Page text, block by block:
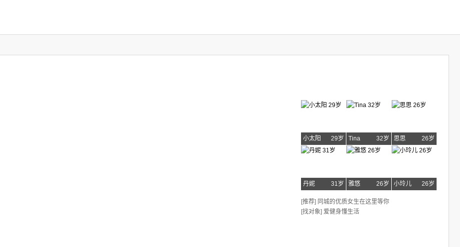
小太阳 29岁 Tina 32岁 思思 26岁
丹妮 31岁 雅悠 26岁 小玲儿 26岁
[推荐] 同城的优质女生在这里等你
[找对象] 爱健身懂生活